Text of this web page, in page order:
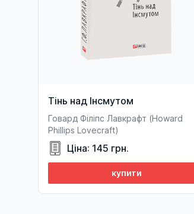
Тінь над Інсмутом
Говард Філіпс Лавкрафт (Howard
Phillips Lovecraft)
Ціна: 145 грн.
купити